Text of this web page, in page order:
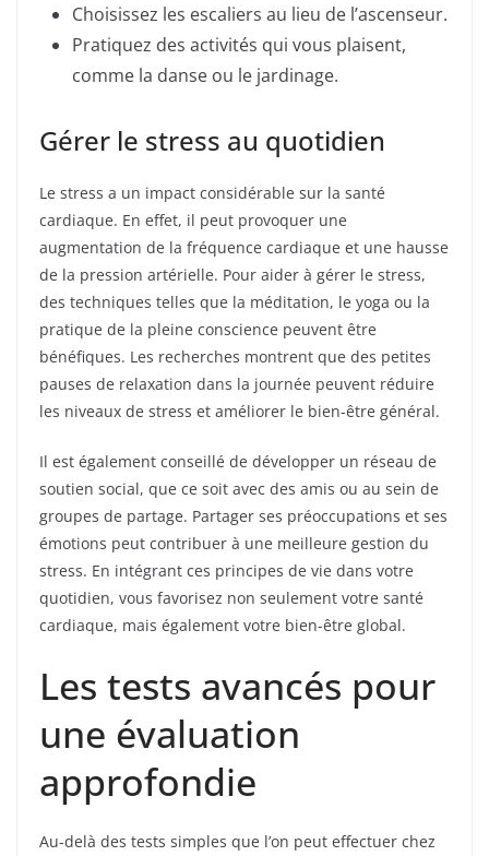
Choisissez les escaliers au lieu de l’ascenseur.
Pratiquez des activités qui vous plaisent,
comme la danse ou le jardinage.
Gérer le stress au quotidien
Le stress a un impact considérable sur la santé
cardiaque. En effet, il peut provoquer une
augmentation de la fréquence cardiaque et une hausse
de la pression artérielle. Pour aider à gérer le stress,
des techniques telles que la méditation, le yoga ou la
pratique de la pleine conscience peuvent être
bénéfiques. Les recherches montrent que des petites
pauses de relaxation dans la journée peuvent réduire
les niveaux de stress et améliorer le bien-être général.
Il est également conseillé de développer un réseau de
soutien social, que ce soit avec des amis ou au sein de
groupes de partage. Partager ses préoccupations et ses
émotions peut contribuer à une meilleure gestion du
stress. En intégrant ces principes de vie dans votre
quotidien, vous favorisez non seulement votre santé
cardiaque, mais également votre bien-être global.
Les tests avancés pour
une évaluation
approfondie
Au-delà des tests simples que l’on peut effectuer chez